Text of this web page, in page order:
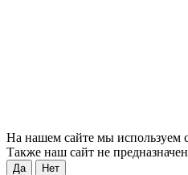
На нашем сайте мы используем
Также наш сайт не
Да Нет